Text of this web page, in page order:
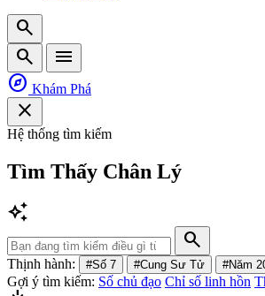
search
search
menu
explore Khám Phá
close
Hệ thống tìm kiếm
Tìm Thấy Chân Lý
auto_awesome
search
Thịnh hành: #Số 7 #Cung Sư Tử #Năm
Gợi ý tìm kiếm: Số chủ đạo Chỉ số linh hồn